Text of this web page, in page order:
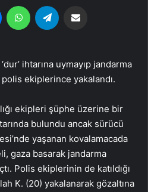
MessengerWhatsApp
ihtarına uymayıp jandarma
ekiplerince yakalandı.
ekipleri şüphe üzerine bir
bulundu ancak sürücü
yaşanan kovalamacada
gaza basarak jandarma
Polis ekiplerinin de katıldığı
K. (20) yakalanarak gözaltına